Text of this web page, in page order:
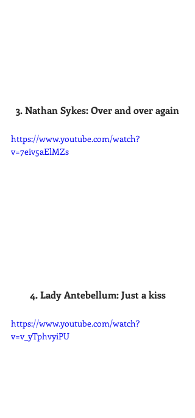
3. Nathan Sykes: Over and over again
https://www.youtube.com/watch?
v=7eiv5aElMZs
4. Lady Antebellum: Just a kiss
https://www.youtube.com/watch?
v=v_yTphvyiPU